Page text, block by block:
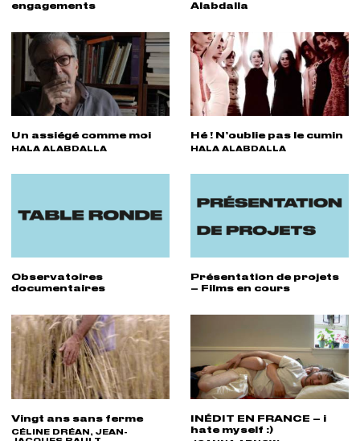
engagements
Alabdalla
Un assiégé comme moi
RÉALISATEUR(S) :
HALA ALABDALLA
Hé ! N’oublie pas le cumin
RÉALISATEUR(S) :
HALA ALABDALLA
Observatoires
documentaires
Présentation de projets
– Films en cours
Vingt ans sans ferme
RÉALISATEUR(S) :
CÉLINE DRÉAN, JEAN-
INÉDIT EN FRANCE – i
hate myself :)